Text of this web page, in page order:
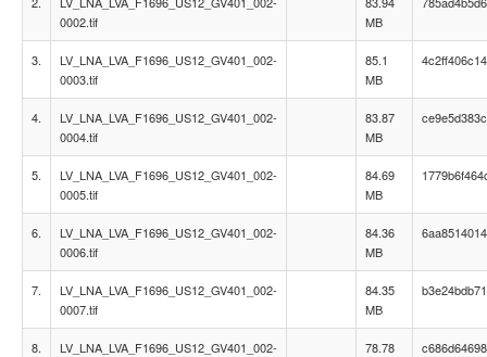
0002.tif
MB
3.
LV_LNA_LVA_F1696_US12_GV401_002-
0003.tif
85.1
MB
4.
LV_LNA_LVA_F1696_US12_GV401_002-
0004.tif
83.87
MB
5.
LV_LNA_LVA_F1696_US12_GV401_002-
0005.tif
84.69
MB
6.
LV_LNA_LVA_F1696_US12_GV401_002-
0006.tif
84.36
MB
7.
LV_LNA_LVA_F1696_US12_GV401_002-
0007.tif
84.35
MB
8.
LV_LNA_LVA_F1696_US12_GV401_002-
78.78